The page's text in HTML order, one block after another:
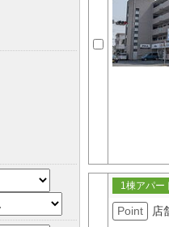
1棟アパー
Point
店